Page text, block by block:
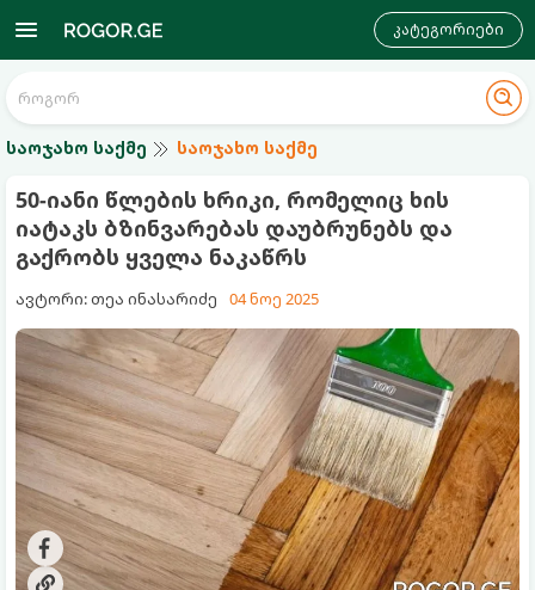
კატეგორიები
საოჯახო საქმე საოჯახო საქმე
50-იანი წლების ხრიკი, რომელიც ხის
იატაკს ბზინვარებას დაუბრუნებს და
გაქრობს ყველა ნაკაწრს
ავტორი: თეა ინასარიძე 04 ნოე 2025